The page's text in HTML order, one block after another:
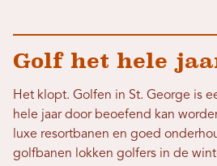
Golf het hele
Het klopt. Golfen in St. George is
hele jaar door beoefend kan
luxe resortbanen en goed
golfbanen lokken golfers in de